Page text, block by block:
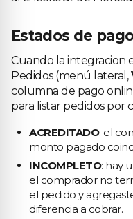
Estados de
Cuando la integracion
Pedidos (menú lateral,
columna de pago
para listar pedidos por
ACREDITADO: el
monto pagado
INCOMPLETO: hay
el comprador no
el pedido y
diferencia a cobrar.